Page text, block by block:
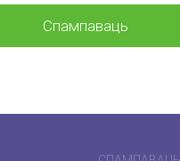
Спампаваць